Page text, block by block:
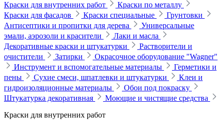
Краски для внутренних работ
Краски по металлу
Краски для фасадов
Краски специальные
Грунтовки
Антисептики и пропитки для дерева
Универсальные
эмали, аэрозоли и красители
Лаки и масла
Декоративные краски и штукатурки
Растворители и
очистители
Затирки
Окрасочное оборудование "Wagner"
Инструмент и вспомогательные материалы
Герметики и
пены
Сухие смеси, шпатлевки и штукатурки
Клеи и
гидроизоляционные материалы
Обои под покраску
Штукатурка декоративная
Моющие и чистящие средства
Краски для внутренних работ